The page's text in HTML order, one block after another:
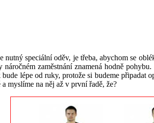
speciální oděv, je třeba, abychom se
zaměstnání znamená hodně
lépe od ruky, protože si budeme připadat
myslíme na něj až v první řadě, že?